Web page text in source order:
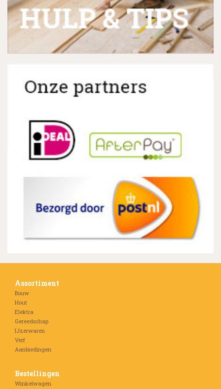
Assortiment
Bouw
Hout
Elektra
Gereedschap
IJzerwaren
Verf
Aanbiedingen
Bestellingen
Winkelwagen